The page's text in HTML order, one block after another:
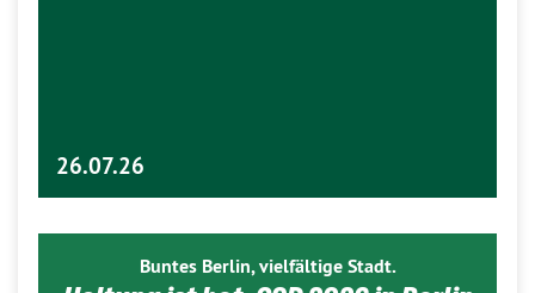
26.07.26
Buntes Berlin, vielfältige Stadt.